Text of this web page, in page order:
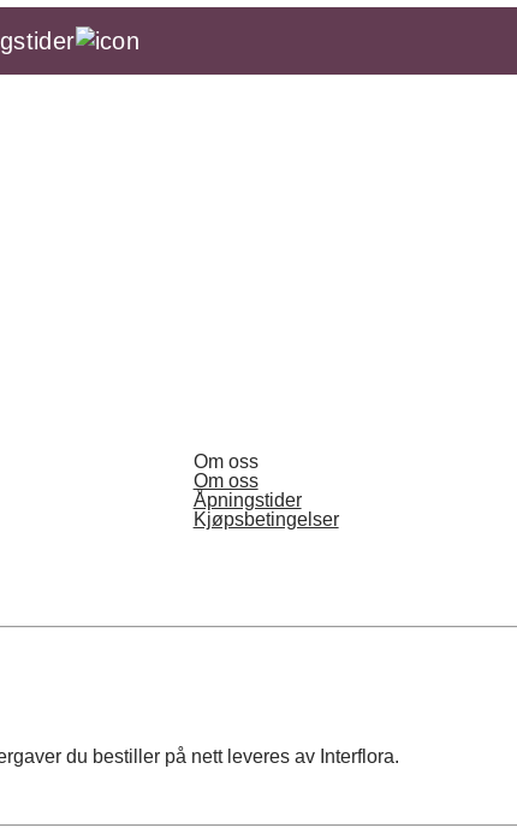
Om oss
Om oss
Åpningstider
Kjøpsbetingelser
du bestiller på nett leveres av Interflora.